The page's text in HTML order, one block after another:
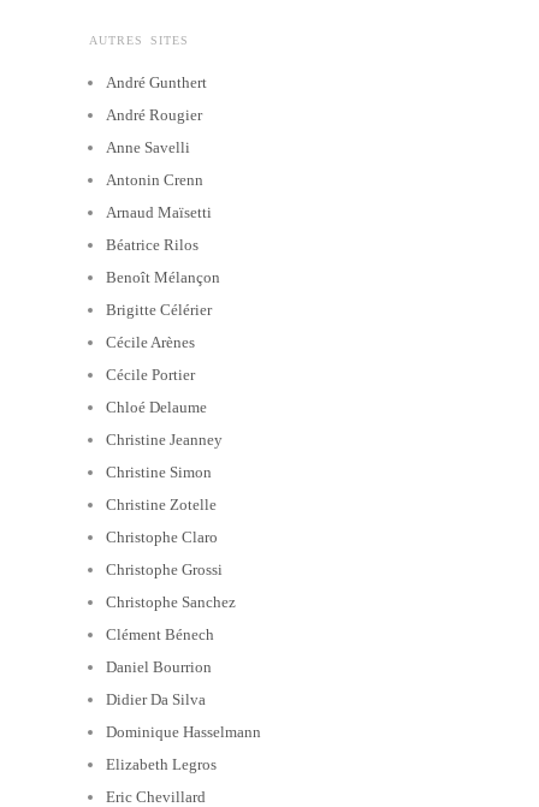
AUTRES SITES
André Gunthert
André Rougier
Anne Savelli
Antonin Crenn
Arnaud Maïsetti
Béatrice Rilos
Benoît Mélançon
Brigitte Célérier
Cécile Arènes
Cécile Portier
Chloé Delaume
Christine Jeanney
Christine Simon
Christine Zotelle
Christophe Claro
Christophe Grossi
Christophe Sanchez
Clément Bénech
Daniel Bourrion
Didier Da Silva
Dominique Hasselmann
Elizabeth Legros
Eric Chevillard